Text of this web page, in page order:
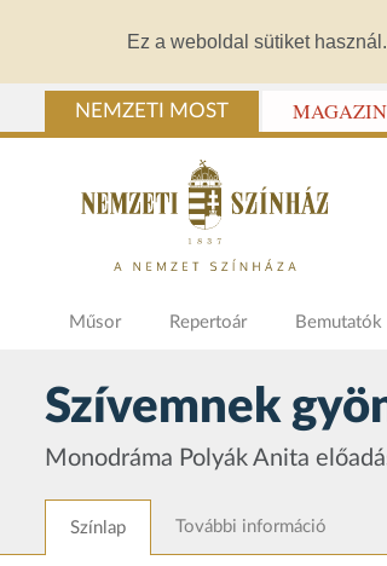
Ez a weboldal sütiket
NEMZETI MOST MAGAZIN
Műsor Repertoár Bemutatók
Szívemnek
Monodráma Polyák Anita
Színlap További információ